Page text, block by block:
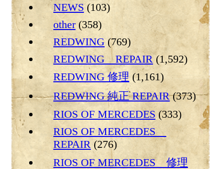
NEWS (103)
other(358)
REDWING (769)
REDWING REPAIR (1,592)
REDWING 修理 (1,161)
REDWING 純正 REPAIR(373)
RIOS OF MERCEDES (333)
RIOS OF MERCEDES
REPAIR (276)
RIOS OF MERCEDES 修理